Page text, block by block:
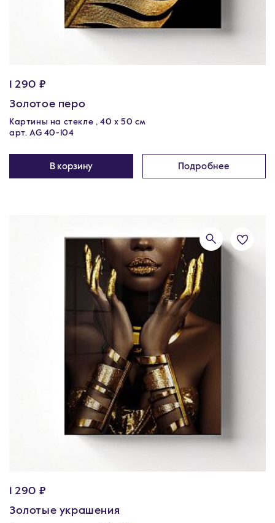
1 290 ₽
Золотое перо
Картины на стекле , 40 х 50 см
арт. AG 40-104
В корзину Подробнее
1 290 ₽
Золотые украшения